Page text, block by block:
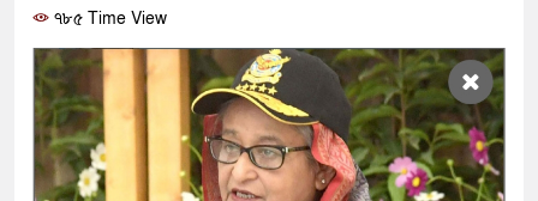
৭৮৫ Time View